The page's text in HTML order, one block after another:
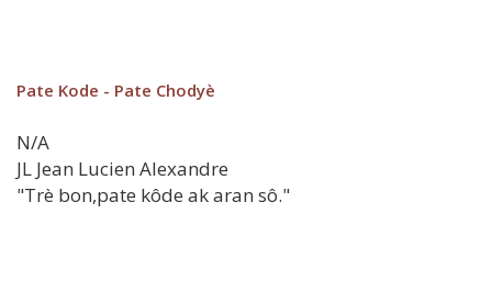
Pate Kode - Pate Chodyè
N/A
JL Jean Lucien Alexandre
"Trè bon,pate kôde ak aran sô."